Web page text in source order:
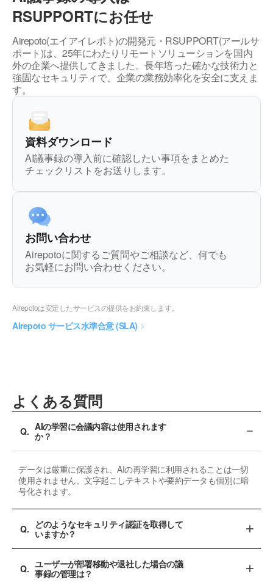
RSUPPORTにお任せ
Airepoto(エイアイレポト)の開発元・RSUPPORT(アールサ
ポート)は、25年にわたりリモートソリューションを国内
外の企業へ提供してきました。長年培った確かな技術力と
強固なセキュリティで、企業の業務効率化を安全に支えま
す。
資料ダウンロード
AI議事録の導入前に確認したい事項を まとめた
チェックリストをお送りします。
お問い合わせ
Airepotoに関するご質問やご相談など、 何でも
お気軽にお問い合わせください。
Airepotoは安定したサービスの提供をお約束します。
Airepoto サービス水準合意 (SLA)
よくある質問
AIの学習に会議内容は使用されます
か？
データは厳重に保護され、AIの再学習に利用されることは一切
使用されません。文字起こしテキストや要約データも個別に暗
号化されます。
どのようなセキュリティ認証を取得して
いますか？
ユーザーが部署移動や退社した場合の議
事録の管理は？